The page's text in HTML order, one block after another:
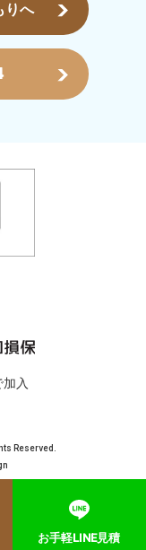
りへ
入
Reserved.
お手軽LINE見積